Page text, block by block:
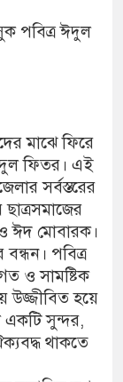
পবিত্র ঈদুল
মাঝে ফিরে
ফিতর। এই
সর্বস্তরের
ঈদ মোবারক।
পবিত্র
ও সামষ্টিক
উজ্জীবিত হয়ে
সুন্দর,
থাকতে